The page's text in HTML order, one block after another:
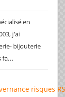
en
j'ai
bijouterie
fa...
risques